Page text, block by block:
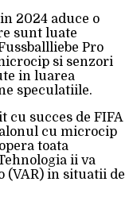
2024 aduce o
sunt luate
Pro
si senzori
in luarea
speculatiile.
cu succes de FIFA
cu microcip
toata
ii va
(VAR) in situatii de